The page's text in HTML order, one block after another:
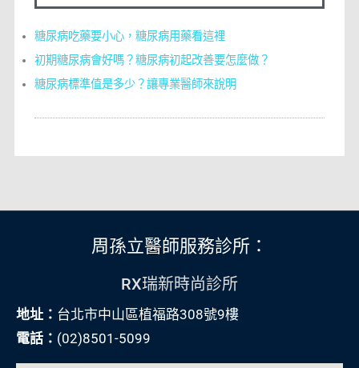
糖尿病吃藥要小心，糖尿病用藥看這裡
初期糖尿病會好嗎？糖尿病初起改善要怎麼做？
糖尿病標準值是多少？讓專業醫師來說明
周孫立醫師服務診所：
RX瑞新時尚診所
地址： 台北市中山區植福路308號9樓
電話： (02)8501-5099